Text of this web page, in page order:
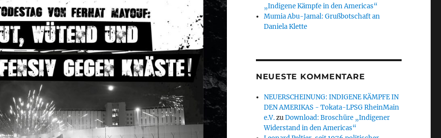
„Indigene Kämpfe in den Americas“
Mumia Abu-Jamal: Grußbotschaft an
Daniela Klette
NEUESTE KOMMENTARE
NEUERSCHEINUNG: INDIGENE KÄMPFE IN
DEN AMERIKAS - Tokata-LPSG RheinMain
e.V.zuDownload: Broschüre „Indigener
Widerstand in den Americas“